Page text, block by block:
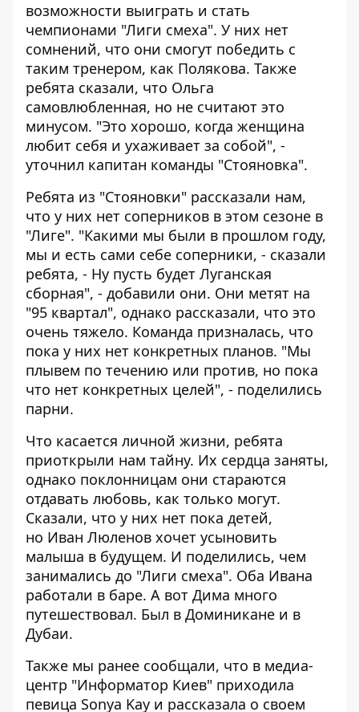
возможности выиграть и стать
чемпионами "Лиги смеха". У них нет
сомнений, что они смогут победить с
таким тренером, как Полякова. Также
ребята сказали, что Ольга
самовлюбленная, но не считают это
минусом. "Это хорошо, когда женщина
любит себя и ухаживает за собой", -
уточнил капитан команды "Стояновка".
Ребята из "Стояновки" рассказали нам,
что у них нет соперников в этом сезоне в
"Лиге". "Какими мы были в прошлом году,
мы и есть сами себе соперники, - сказали
ребята, - Ну пусть будет Луганская
сборная", - добавили они. Они метят на
"95 квартал", однако рассказали, что это
очень тяжело. Команда призналась, что
пока у них нет конкретных планов. "Мы
плывем по течению или против, но пока
что нет конкретных целей", - поделились
парни.
Что касается личной жизни, ребята
приоткрыли нам тайну. Их сердца заняты,
однако поклонницам они стараются
отдавать любовь, как только могут.
Сказали, что у них нет пока детей,
но Иван Люленов хочет усыновить
малыша в будущем. И поделились, чем
занимались до "Лиги смеха". Оба Ивана
работали в баре. А вот Дима много
путешествовал. Был в Доминикане и в
Дубаи.
Также мы ранее сообщали, что в медиа-
центр "Информатор Киев" приходила
певица Sonya Kay и рассказала о своем